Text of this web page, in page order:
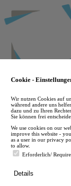
to
main
en
Cookie -
Wir nutzen Cookies auf
während andere uns
dazu und zu Ihren
Sie können frei
We use cookies on our
improve this website -
as a user in our privacy
to allow.
Erforderlich/
Details